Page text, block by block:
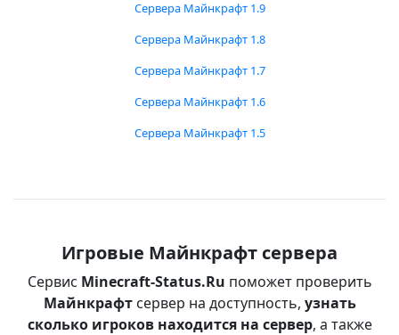
Сервера Майнкрафт 1.9
Сервера Майнкрафт 1.8
Сервера Майнкрафт 1.7
Сервера Майнкрафт 1.6
Сервера Майнкрафт 1.5
Игровые Майнкрафт сервера
Сервис Minecraft-Status.Ru поможет проверить
Майнкрафтсервер на доступность, узнать
сколько игроков находится на сервер, а также